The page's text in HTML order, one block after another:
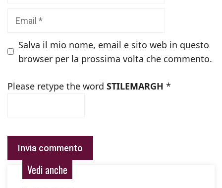
Salva il mio nome, email e sito web in questo
browser per la prossima volta che commento.
Please retype the word STILEMARGH *
Vedi anche